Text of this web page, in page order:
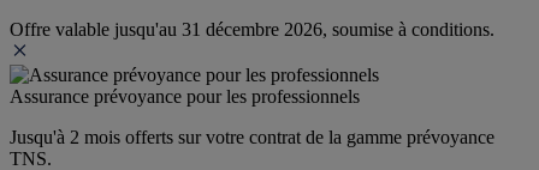
Offre valable jusqu'au 31 décembre 2026, soumise à conditions.
Assurance prévoyance pour les professionnels
Jusqu'à 2 mois offerts sur votre contrat de la gamme prévoyance
TNS.